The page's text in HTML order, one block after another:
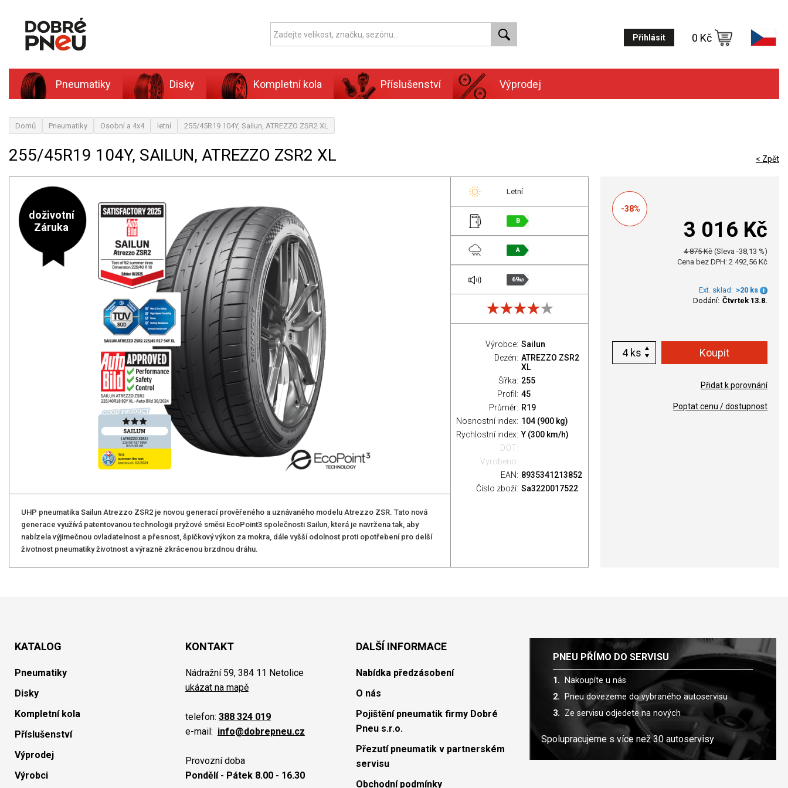
Přihlásit 0 Kč
Pneumatiky Disky Kompletní kola Příslušenství Výprodej
Domů Pneumatiky Osobní a 4x4 letní 255/45R19 104Y, Sailun, ATREZZO ZSR2 XL
255/45R19 104Y, SAILUN, ATREZZO ZSR2 XL < Zpět
doživotní
Záruka
UHP pneumatika Sailun Atrezzo ZSR2 je novou generací prověřeného a uznávaného modelu Atrezzo ZSR. Tato nová
generace využívá patentovanou technologii pryžové směsi EcoPoint3 společnosti Sailun, která je navržena tak, aby
nabízela výjimečnou ovladatelnost a přesnost, špičkový výkon za mokra, dále vyšší odolnost proti opotřebení pro delší
životnost pneumatiky životnost a výrazně zkrácenou brzdnou dráhu.
Letní
B
A
69dB
Výrobce: Sailun
Dezén: ATREZZO ZSR2
XL
Šířka: 255
Profil: 45
Průměr: R19
Nosnostní index: 104 (900 kg)
Rychlostní index: Y (300 km/h)
DOT:
Vyrobeno:
EAN: 8935341213852
Číslo zboží: Sa3220017522
-38%
3 016 Kč
4 875 Kč (Sleva -38,13 %)
Cena bez DPH: 2 492,56 Kč
Ext. sklad: >20 ks
Dodání: Čtvrtek 13.8.
ks
Přidat k porovnání
Poptat cenu / dostupnost
KATALOG
Pneumatiky
Disky
Kompletní kola
Příslušenství
Výprodej
Výrobci
KONTAKT
Nádražní 59, 384 11 Netolice
ukázat na mapě
telefon: 388 324 019
e-mail: info@dobrepneu.cz
Provozní doba
Pondělí - Pátek 8.00 - 16.30
DALŠÍ INFORMACE
Nabídka předzásobení
O nás
Pojištění pneumatik firmy Dobré
Pneu s.r.o.
Přezutí pneumatik v partnerském
servisu
Obchodní podmínky
PNEU PŘÍMO DO SERVISU
Nakoupíte u nás
Pneu dovezeme do vybraného autoservisu
Ze servisu odjedete na nových
Spolupracujeme s více než 30 autoservisy